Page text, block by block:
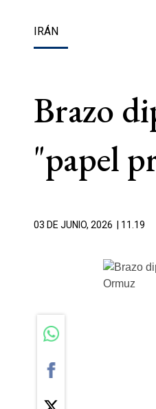
IRÁN
Brazo
"papel
03 DE JUNIO, 2026 | 11.19